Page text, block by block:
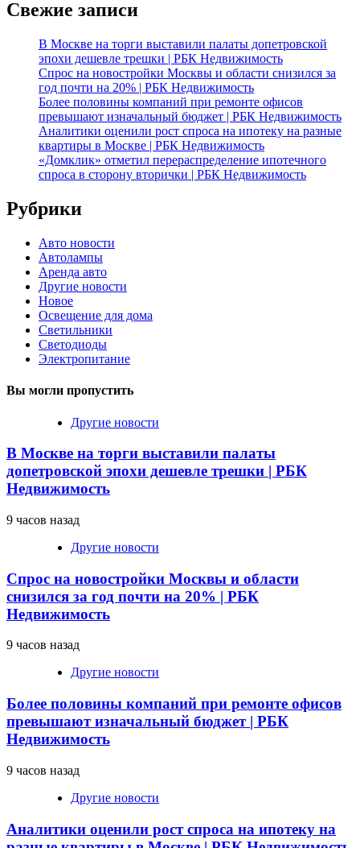
Свежие записи
В Москве на торги выставили палаты допетровской
эпохи дешевле трешки | РБК Недвижимость
Спрос на новостройки Москвы и области снизился за
год почти на 20% | РБК Недвижимость
Более половины компаний при ремонте офисов
превышают изначальный бюджет | РБК Недвижимость
Аналитики оценили рост спроса на ипотеку на разные
квартиры в Москве | РБК Недвижимость
«Домклик» отметил перераспределение ипотечного
спроса в сторону вторички | РБК Недвижимость
Рубрики
Авто новости
Автолампы
Аренда авто
Другие новости
Новое
Освещение для дома
Светильники
Светодиоды
Электропитание
Вы могли пропустить
Другие новости
В Москве на торги выставили палаты
допетровской эпохи дешевле трешки | РБК
Недвижимость
9 часов назад
Другие новости
Спрос на новостройки Москвы и области
снизился за год почти на 20% | РБК
Недвижимость
9 часов назад
Другие новости
Более половины компаний при ремонте офисов
превышают изначальный бюджет | РБК
Недвижимость
9 часов назад
Другие новости
Аналитики оценили рост спроса на ипотеку на